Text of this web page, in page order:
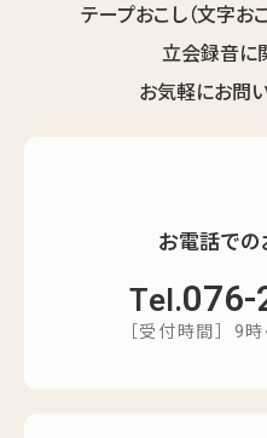
テープおこし（文字おこ
立会録音に
お気軽にお問
お電話で
Tel.
［受付時間］9